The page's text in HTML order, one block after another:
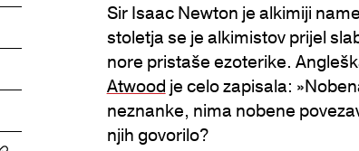
Sir Isaac Newton je alkimiji
stoletja se je alkimistov prijel
nore pristaše ezoterike.
Atwood je celo zapisala:
neznanke, nima nobene
njih govorilo?